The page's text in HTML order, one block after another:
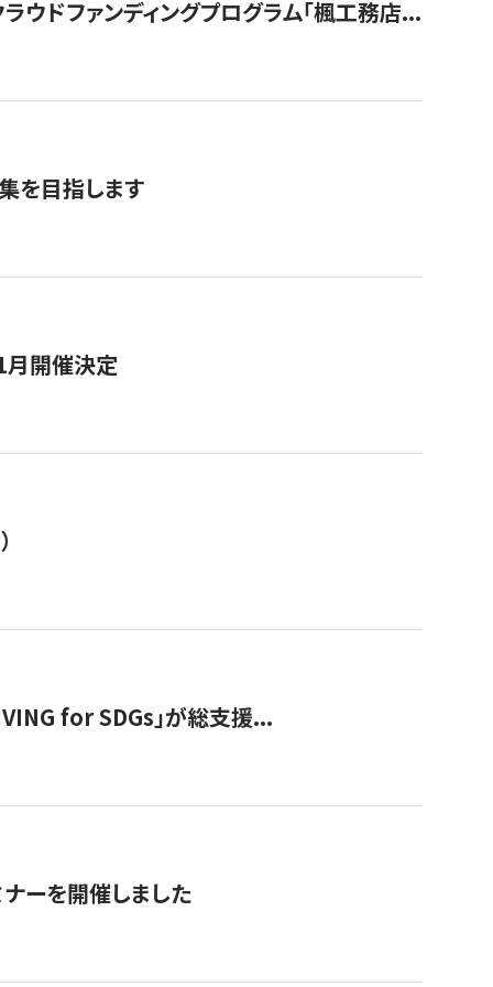
ドファンディングプログラム「楓工務店...
を目指します
月開催決定
for SDGs」が総支援...
ーを開催しました